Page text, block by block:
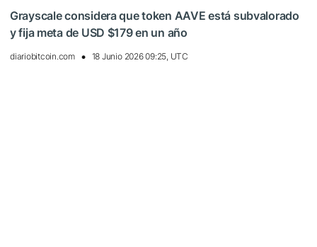
Grayscale considera que token AAVE está subvalorado
y fija meta de USD $179 en un año
diariobitcoin.com 18 Junio 2026 09:25, UTC